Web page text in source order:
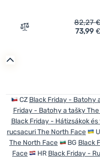
Zum Vergleich
82,27
73,99
CZ Black Friday - Batohy
Friday - Batohy a tašky
Black Friday - Hátizsákok és
rucsacuri The North Face
The North Face
BG Black
Face
HR Black Friday -